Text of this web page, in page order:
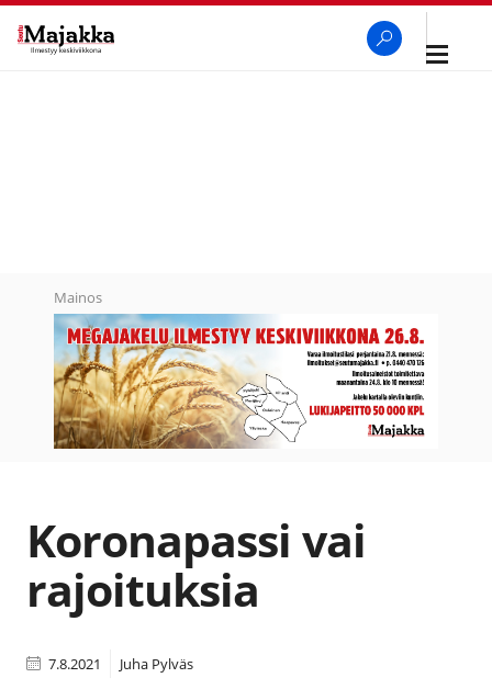
Avaa
Mainos
Koronapassi vai
rajoituksia
7.8.2021 Juha Pylväs